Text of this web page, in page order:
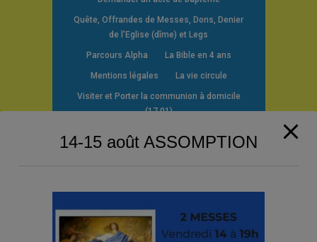
Quête, Offrandes de Messes, Dons, Denier
de l’Eglise (dîme) et Legs
Parcours Alpha La Bible en 4 ans
Mentions légales La vie circule
Visiter et Porter la communion à domicile
(17.01)
26, rue Louis Calmel 92230
Gennevilliers
14-15 août ASSOMPTION